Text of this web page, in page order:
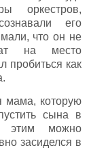
оркестров,
его
что он не
на место
пробиться как
мама, которую
сына в
этим можно
засиделся в